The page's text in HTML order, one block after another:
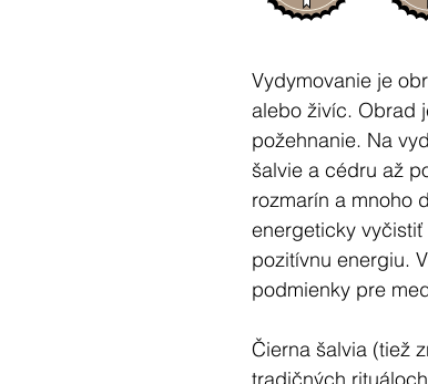
Vydymovanie je
alebo živíc. Obrad
požehnanie. Na
šalvie a cédru až
rozmarín a mnoho
energeticky
pozitívnu energiu.
podmienky pre
Čierna šalvia (tiež